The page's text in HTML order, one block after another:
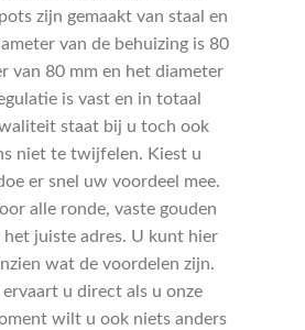
zijn gemaakt van staal en
van de behuizing is 80
van 80 mm en het diameter
is vast en in totaal
staat bij u toch ook
niet te twijfelen. Kiest u
er snel uw voordeel mee.
alle ronde, vaste gouden
juiste adres. U kunt hier
wat de voordelen zijn.
u direct als u onze
wilt u ook niets anders